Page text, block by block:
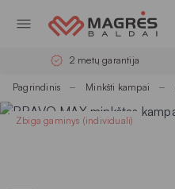
2 metų garantija
Pagrindinis Minkšti kampai
Zbiga gaminys (individuali)